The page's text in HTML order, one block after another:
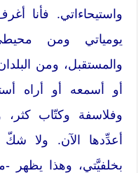
واستيحاءاتي. فأنا
يومياتي ومن
والمستقبل، ومن
أو أسمعه أو أراه
وفلاسفة وكتّاب كثر،
أعدِّدها الآن. ولا شكّ
بخلفيَّتي، وهذا